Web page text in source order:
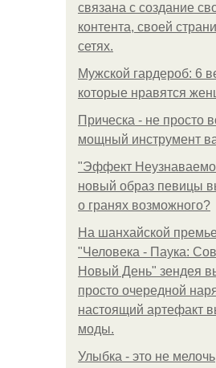
связана с создание
контента, своей
сетях.
Мужской гардероб: 6
которые нравятся
Прическа - не просто
мощный инструмент
"Эффект
новый образ певицы
о гранях возможного?
На шанхайской
"Человека - Паука:
Новый День" зендея
просто очередной
настоящий артефакт
моды.
Улыбка - это не